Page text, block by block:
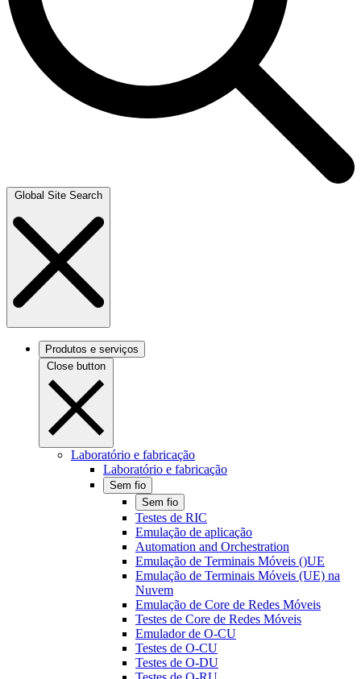
Global Site Search
Produtos e serviços
Close button
Laboratório e fabricação
Laboratório e fabricação
Sem fio
Sem fio
Testes de RIC
Emulação de aplicação
Automation and Orchestration
Emulação de Terminais Móveis ()UE
Emulação de Terminais Móveis (UE) na
Nuvem
Emulação de Core de Redes Móveis
Testes de Core de Redes Móveis
Emulador de O-CU
Testes de O-CU
Testes de O-DU